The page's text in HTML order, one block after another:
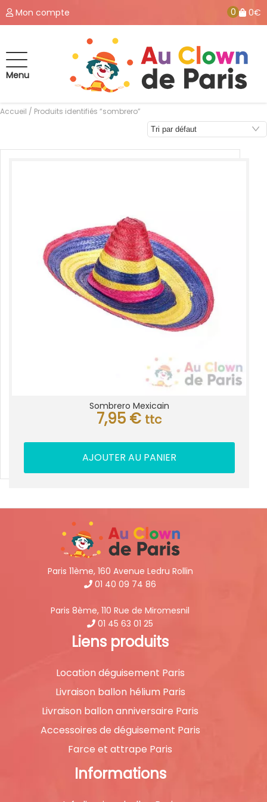
Mon compte 0 0€
Menu
Accueil / Produits identifiés “sombrero”
Sombrero Mexicain
7,95 € ttc
AJOUTER AU PANIER
Paris 11ème, 160 Avenue Ledru Rollin
01 40 09 74 86
Paris 8ème, 110 Rue de Miromesnil
01 45 63 01 25
Liens produits
Location déguisement Paris
Livraison ballon hélium Paris
Livraison ballon anniversaire Paris
Accessoires de déguisement Paris
Farce et attrape Paris
Informations